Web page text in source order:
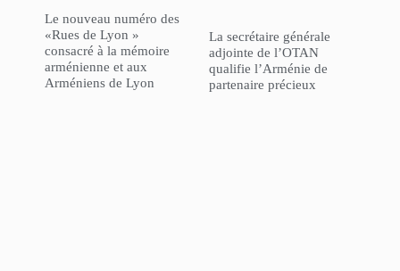
Le nouveau numéro des
«Rues de Lyon »
consacré à la mémoire
arménienne et aux
Arméniens de Lyon
La secrétaire générale
adjointe de l’OTAN
qualifie l’Arménie de
partenaire précieux